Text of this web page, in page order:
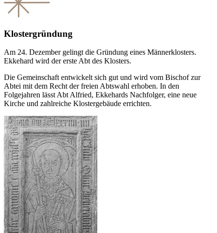
Klostergründung
Am 24. Dezember gelingt die Gründung eines Männerklosters.
Ekkehard wird der erste Abt des Klosters.
Die Gemeinschaft entwickelt sich gut und wird vom Bischof zur
Abtei mit dem Recht der freien Abtswahl erhoben. In den
Folgejahren lässt Abt Alfried, Ekkehards Nachfolger, eine neue
Kirche und zahlreiche Klostergebäude errichten.